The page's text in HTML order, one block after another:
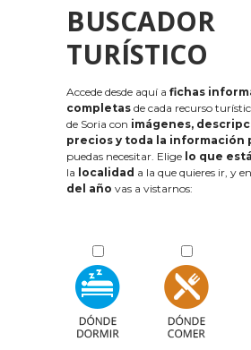
BUSCADOR
TURÍSTICO
Accede desde aquí a fichas
completas de cada recurso
de Soria con imágenes,
precios y toda la información
puedas necesitar. Elige lo que
la localidad a la que quieres ir, y
del año vas a vistarnos: